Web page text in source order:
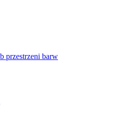
przestrzeni barw